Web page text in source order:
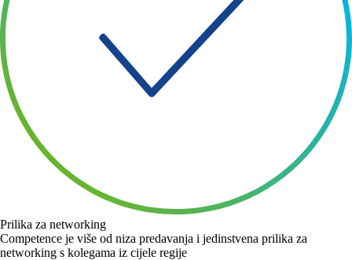
Prilika za networking
Competence je više od niza predavanja i jedinstvena prilika za
networking s kolegama iz cijele regije